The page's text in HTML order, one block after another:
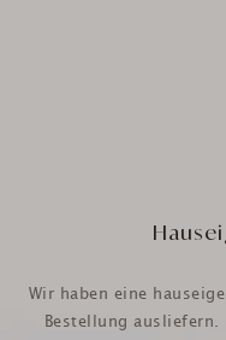
Wir haben eine
Bestellung